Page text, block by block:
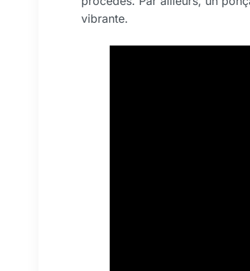
vibrante.